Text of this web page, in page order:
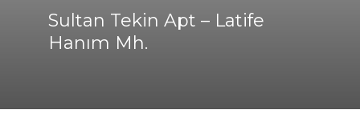
Sultan Tekin Apt – Latife
Hanım Mh.